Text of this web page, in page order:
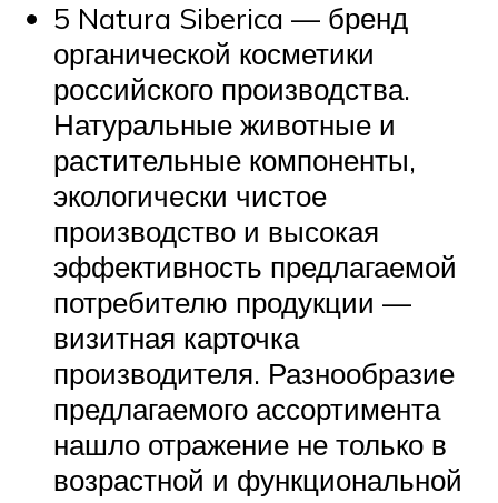
5 Natura Siberica — бренд
органической косметики
российского производства.
Натуральные животные и
растительные компоненты,
экологически чистое
производство и высокая
эффективность предлагаемой
потребителю продукции —
визитная карточка
производителя. Разнообразие
предлагаемого ассортимента
нашло отражение не только в
возрастной и функциональной